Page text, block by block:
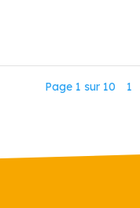
Page 1 sur 10 1